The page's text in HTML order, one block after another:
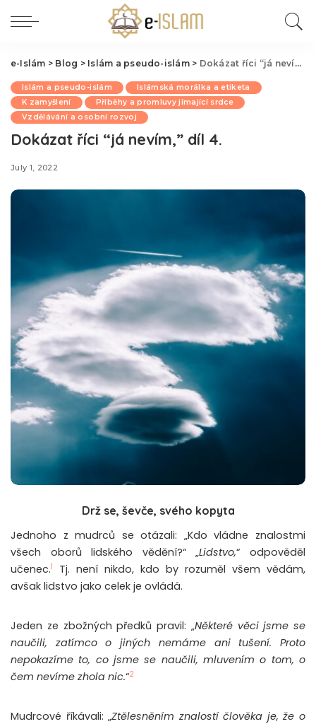
e-Islám > Blog > Islám a pseudo-islám> Dokázat říci “já nevím,” díl 4.
Islám a pseudo-islám
Islámská morálka a etiketa
K zamyšlení
Příběhy a promluvy jímající srdce
Vzdělávání a osobní rozvoj
Dokázat říci “já nevím,” díl 4.
July 1, 2022
Drž se, ševče, svého kopyta
Jednoho z mudrců se otázali: „Kdo vládne znalostmi
všech oborů lidského vědění?“ „Lidstvo,“ odpověděl
učenec.1
Tj. není nikdo, kdo by rozuměl všem vědám,
avšak lidstvo jako celek je ovládá.
Jeden ze zbožných předků pravil: „Některé věci jsme se
naučili, zatímco o jiných nemáme ani tušení. Proto
nepokazíme to, co jsme se naučili, mluvením o tom, o
čem nevíme zhola nic.“2
Mudrcové říkávali: „Ztělesněním znalostí člověka je, že o